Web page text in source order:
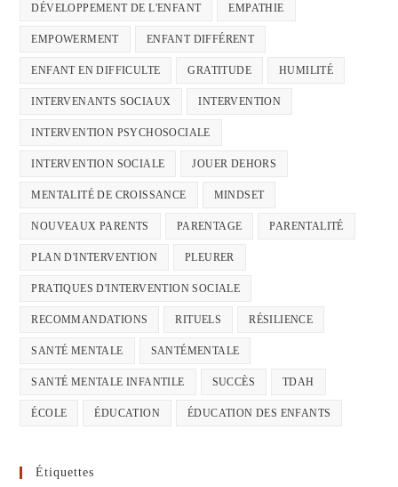
DÉVELOPPEMENT DE L'ENFANT EMPATHIE
EMPOWERMENT ENFANT DIFFÉRENT
ENFANT EN DIFFICULTE GRATITUDE HUMILITÉ
INTERVENANTS SOCIAUX INTERVENTION
INTERVENTION PSYCHOSOCIALE
INTERVENTION SOCIALE JOUER DEHORS
MENTALITÉ DE CROISSANCE MINDSET
NOUVEAUX PARENTS PARENTAGE PARENTALITÉ
PLAN D'INTERVENTION PLEURER
PRATIQUES D'INTERVENTION SOCIALE
RECOMMANDATIONS RITUELS RÉSILIENCE
SANTÉ MENTALE SANTÉMENTALE
SANTÉ MENTALE INFANTILE SUCCÈS TDAH
ÉCOLE ÉDUCATION ÉDUCATION DES ENFANTS
Étiquettes